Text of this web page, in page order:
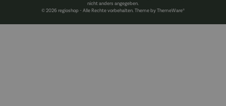
nicht anders angegeben.
© 2026 regioshop - Alle Rechte vorbehalten. Theme byThemeWare®